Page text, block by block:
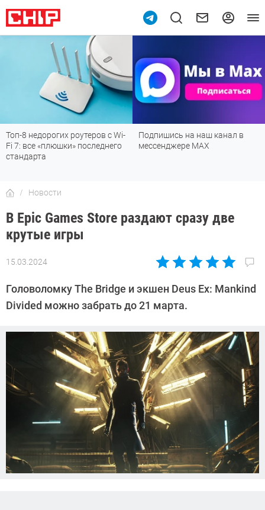
Топ-8 недорогих роутеров с Wi-
Fi 7: все «плюшки» последнего
стандарта
Подпишись на наш канал в
мессенджере МАХ
Новости
В Epic Games Store раздают сразу две
крутые игры
15.03.2024
Автор:
Довлатова
Головоломку The Bridge и экшен Deus Ex: Mankind
Divided можно забрать до 21 марта.